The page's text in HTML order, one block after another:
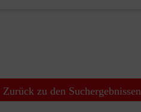
Zurück zu den Suchergebnissen